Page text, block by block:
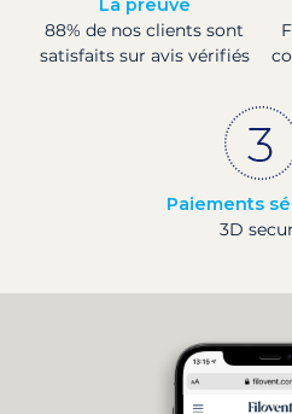
La preuve
88% de nos clients sont
satisfaits sur avis vérifiés
Paiements
3D